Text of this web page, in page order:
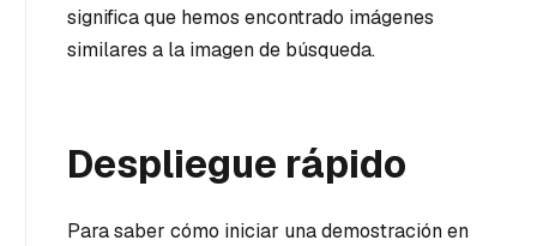
significa que hemos encontrado imágenes
similares a la imagen de búsqueda.
Despliegue rápido
Para saber cómo iniciar una demostración en